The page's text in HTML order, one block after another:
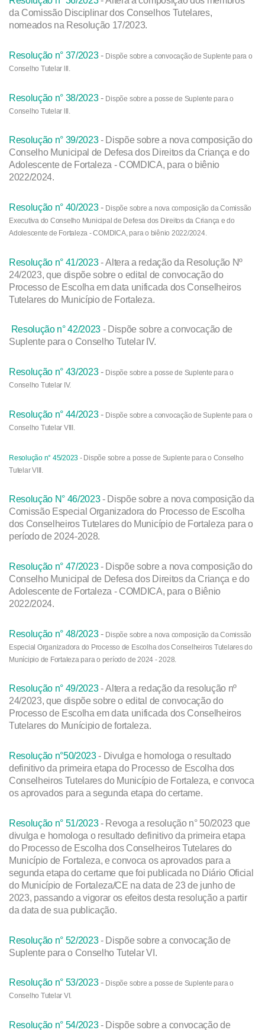
da Comissão Disciplinar dos Conselhos Tutelares,
nomeados na Resolução 17/2023.
Resolução n° 37/2023- Dispõe sobre a convocação de Suplente para o
Conselho Tutelar lll.
Resolução n° 38/2023- Dispõe sobre a posse de Suplente para o
Conselho Tutelar lll.
Resolução n° 39/2023- Dispõe sobre a nova composição do
Conselho Municipal de Defesa dos Direitos da Criança e do
Adolescente de Fortaleza - COMDICA, para o biênio
2022/2024.
Resolução n° 40/2023- Dispõe sobre a nova composição da Comissão
Executiva do Conselho Municipal de Defesa dos Direitos da Criança e do
Adolescente de Fortaleza - COMDICA, para o biênio 2022/2024.
Resolução n° 41/2023- Altera a redação da Resolução Nº
24/2023, que dispõe sobre o edital de convocação do
Processo de Escolha em data unificada dos Conselheiros
Tutelares do Município de Fortaleza.
Resolução n° 42/2023 - Dispõe sobre a convocação de
Suplente para o Conselho Tutelar IV.
Resolução n° 43/2023- Dispõe sobre a posse de Suplente para o
Conselho Tutelar IV.
Resolução n° 44/2023- Dispõe sobre a convocação de Suplente para o
Conselho Tutelar VIII.
Resolução n° 45/2023 - Dispõe sobre a posse de Suplente para o Conselho
Tutelar VIII.
Resolução N° 46/2023- Dispõe sobre a nova composição da
Comissão Especial Organizadora do Processo de Escolha
dos Conselheiros Tutelares do Município de Fortaleza para o
período de 2024-2028.
Resolução n° 47/2023- Dispõe sobre a nova composição do
Conselho Municipal de Defesa dos Direitos da Criança e do
Adolescente de Fortaleza - COMDICA, para o Biênio
2022/2024.
Resolução n° 48/2023- Dispõe sobre a nova composição da Comissão
Especial Organizadora do Processo de Escolha dos Conselheiros Tutelares do
Munícipio de Fortaleza para o período de 2024 - 2028.
Resolução n° 49/2023- Altera a redação da resolução nº
24/2023, que dispõe sobre o edital de convocação do
Processo de Escolha em data unificada dos Conselheiros
Tutelares do Munícipio de fortaleza.
Resolução n°50/2023- Divulga e homologa o resultado
definitivo da primeira etapa do Processo de Escolha dos
Conselheiros Tutelares do Município de Fortaleza, e convoca
os aprovados para a segunda etapa do certame.
Resolução n° 51/2023- Revoga a resolução n° 50/2023 que
divulga e homologa o resultado definitivo da primeira etapa
do Processo de Escolha dos Conselheiros Tutelares do
Município de Fortaleza, e convoca os aprovados para a
segunda etapa do certame que foi publicada no Diário Oficial
do Município de Fortaleza/CE na data de 23 de junho de
2023, passando a vigorar os efeitos desta resolução a partir
da data de sua publicação.
Resolução n° 52/2023- Dispõe sobre a convocação de
Suplente para o Conselho Tutelar VI.
Resolução n° 53/2023- Dispõe sobre a posse de Suplente para o
Conselho Tutelar VI.
Resolução n° 54/2023- Dispõe sobre a convocação de